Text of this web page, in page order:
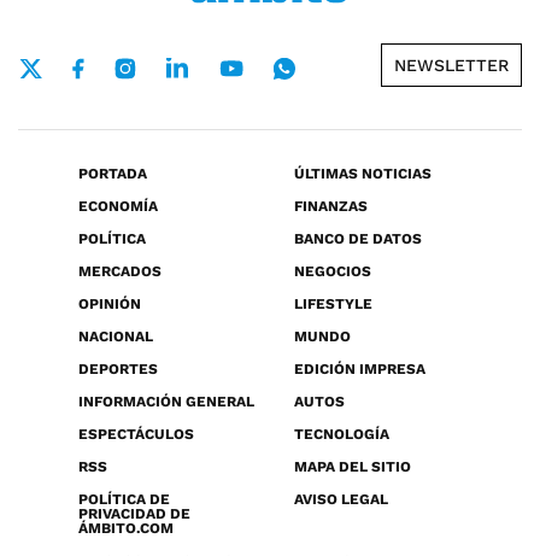
NEWSLETTER
PORTADA
ÚLTIMAS NOTICIAS
ECONOMÍA
FINANZAS
POLÍTICA
BANCO DE DATOS
MERCADOS
NEGOCIOS
OPINIÓN
LIFESTYLE
NACIONAL
MUNDO
DEPORTES
EDICIÓN IMPRESA
INFORMACIÓN GENERAL
AUTOS
ESPECTÁCULOS
TECNOLOGÍA
RSS
MAPA DEL SITIO
POLÍTICA DE
PRIVACIDAD DE
ÁMBITO.COM
AVISO LEGAL